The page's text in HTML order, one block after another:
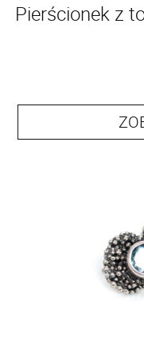
Pierścionek z